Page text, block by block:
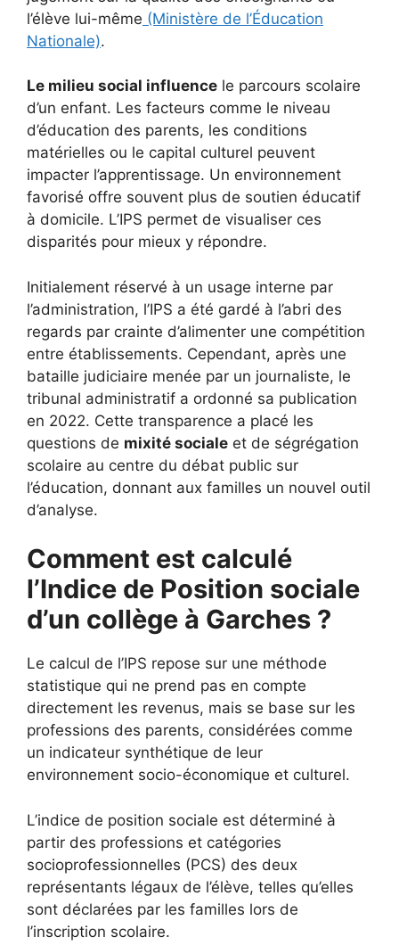
l’élève lui-même (Ministère de l’Éducation
Nationale).
Le milieu social influence le parcours scolaire
d’un enfant. Les facteurs comme le niveau
d’éducation des parents, les conditions
matérielles ou le capital culturel peuvent
impacter l’apprentissage. Un environnement
favorisé offre souvent plus de soutien éducatif
à domicile. L’IPS permet de visualiser ces
disparités pour mieux y répondre.
Initialement réservé à un usage interne par
l’administration, l’IPS a été gardé à l’abri des
regards par crainte d’alimenter une compétition
entre établissements. Cependant, après une
bataille judiciaire menée par un journaliste, le
tribunal administratif a ordonné sa publication
en 2022. Cette transparence a placé les
questions de mixité sociale et de ségrégation
scolaire au centre du débat public sur
l’éducation, donnant aux familles un nouvel outil
d’analyse.
Comment est calculé
l’Indice de Position sociale
d’un collège à Garches ?
Le calcul de l’IPS repose sur une méthode
statistique qui ne prend pas en compte
directement les revenus, mais se base sur les
professions des parents, considérées comme
un indicateur synthétique de leur
environnement socio-économique et culturel.
L’indice de position sociale est déterminé à
partir des professions et catégories
socioprofessionnelles (PCS) des deux
représentants légaux de l’élève, telles qu’elles
sont déclarées par les familles lors de
l’inscription scolaire.